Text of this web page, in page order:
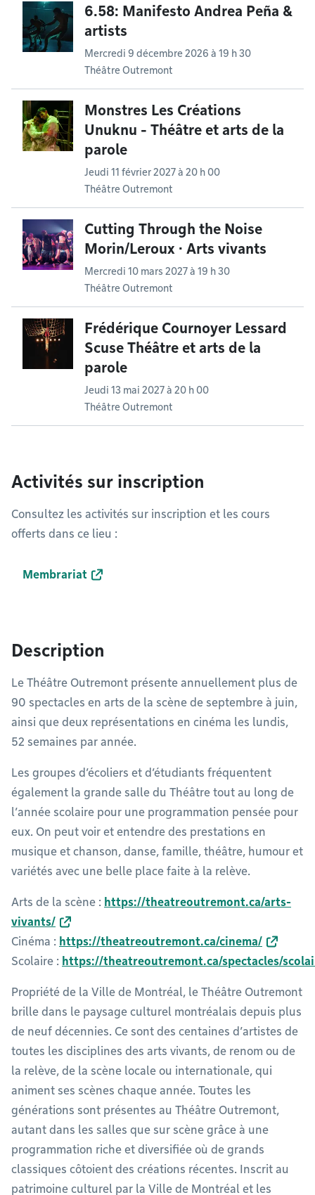
6.58: Manifesto Andrea Peña &
artists
Mercredi 9 décembre 2026 à 19 h 30
Théâtre Outremont
Monstres Les Créations
Unuknu - Théâtre et arts de la
parole
Jeudi 11 février 2027 à 20 h 00
Théâtre Outremont
Cutting Through the Noise
Morin/Leroux · Arts vivants
Mercredi 10 mars 2027 à 19 h 30
Théâtre Outremont
Frédérique Cournoyer Lessard
Scuse Théâtre et arts de la
parole
Jeudi 13 mai 2027 à 20 h 00
Théâtre Outremont
Activités sur inscription
Consultez les activités sur inscription et les cours
offerts dans ce lieu :
Membrariat
Description
Le Théâtre Outremont présente annuellement plus de
90 spectacles en arts de la scène de septembre à juin,
ainsi que deux représentations en cinéma les lundis,
52 semaines par année.
Les groupes d’écoliers et d’étudiants fréquentent
également la grande salle du Théâtre tout au long de
l’année scolaire pour une programmation pensée pour
eux. On peut voir et entendre des prestations en
musique et chanson, danse, famille, théâtre, humour et
variétés avec une belle place faite à la relève.
Arts de la scène : https://theatreoutremont.ca/arts-
vivants/
Cinéma : https://theatreoutremont.ca/cinema/
Scolaire : https://theatreoutremont.ca/spectacles/
Propriété de la Ville de Montréal, le Théâtre Outremont
brille dans le paysage culturel montréalais depuis plus
de neuf décennies. Ce sont des centaines d’artistes de
toutes les disciplines des arts vivants, de renom ou de
la relève, de la scène locale ou internationale, qui
animent ses scènes chaque année. Toutes les
générations sont présentes au Théâtre Outremont,
autant dans les salles que sur scène grâce à une
programmation riche et diversifiée où de grands
classiques côtoient des créations récentes. Inscrit au
patrimoine culturel par la Ville de Montréal et les